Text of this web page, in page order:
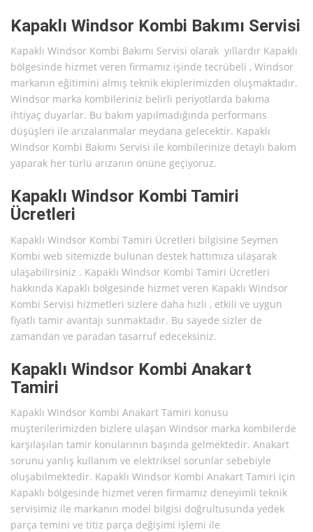
Kapaklı Windsor Kombi Bakımı Servisi
Kapaklı Windsor Kombi Bakımı Servisi olarak yıllardır Kapaklı
bölgesinde hizmet veren firmamız işinde tecrübeli , Windsor
markanın eğitimini almış teknik ekiplerimizden oluşmaktadır.
Windsor marka kombileriniz belirli periyotlarda bakıma
ihtiyaç duyarlar. Bu bakım yapılmadığında performans
düşüşleri ile arızalanmalar meydana gelecektir. Kapaklı
Windsor Kombi Bakımı Servisi ile kombilerinize detaylı bakım
yaparak her türlü arızanın önüne geçiyoruz.
Kapaklı Windsor Kombi Tamiri
Ücretleri
Kapaklı Windsor Kombi Tamiri Ücretleri bilgisine Seymen
Kombi web sitemizde bulunan destek hattımıza ulaşarak
ulaşabilirsiniz . Kapaklı Windsor Kombi Tamiri Ücretleri
hakkında Kapaklı bölgesinde hizmet veren Kapaklı Windsor
Kombi Servisi hizmetleri sizlere daha hızlı , etkili ve uygun
fiyatlı tamir avantajı sunmaktadır. Bu sayede sizler de
zamandan ve paradan tasarruf edeceksiniz.
Kapaklı Windsor Kombi Anakart
Tamiri
Kapaklı Windsor Kombi Anakart Tamiri konusu
müşterilerimizden bizlere ulaşan Windsor marka kombilerde
karşılaşılan tamir konularının başında gelmektedir. Anakart
sorunu yanlış kullanım ve elektriksel sorunlar sebebiyle
oluşabilmektedir. Kapaklı Windsor Kombi Anakart Tamiri için
Kapaklı bölgesinde hizmet veren firmamız deneyimli teknik
servisimiz ile markanın model bilgisi doğrultusunda yedek
parça temini ve titiz parça değişimi işlemi ile